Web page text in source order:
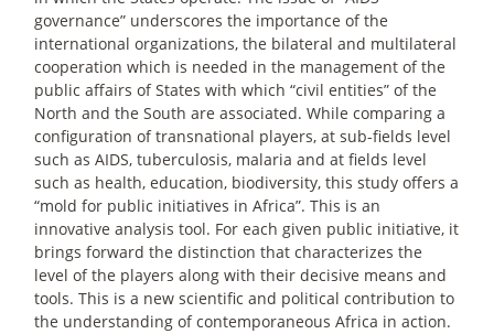
governance” underscores the importance of the
international organizations, the bilateral and multilateral
cooperation which is needed in the management of the
public affairs of States with which “civil entities” of the
North and the South are associated. While comparing a
configuration of transnational players, at sub-fields level
such as AIDS, tuberculosis, malaria and at fields level
such as health, education, biodiversity, this study offers a
“mold for public initiatives in Africa”. This is an
innovative analysis tool. For each given public initiative, it
brings forward the distinction that characterizes the
level of the players along with their decisive means and
tools. This is a new scientific and political contribution to
the understanding of contemporaneous Africa in action.